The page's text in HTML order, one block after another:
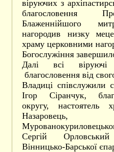
віруючих з
благословення
Блаженнійшого
нагородив низку
храму церковними
Богослужіння
Далі всі віруючі
благословення від
Владиці співслужили
Ігор Сіранчук,
округу, настоятель
Назаровець,
Сергій
Вінницько-Барської